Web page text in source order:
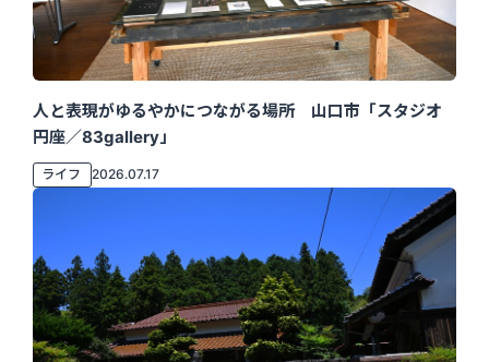
人と表現がゆるやかにつながる場所 山口市「スタジオ
円座／83gallery」
ライフ 2026.07.17